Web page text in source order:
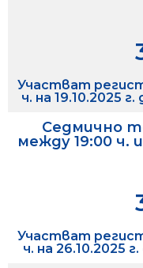
Участват
ч. на 19.10.2025 г.
Седмично
между 19:00 ч.
Участват
ч. на 26.10.2025